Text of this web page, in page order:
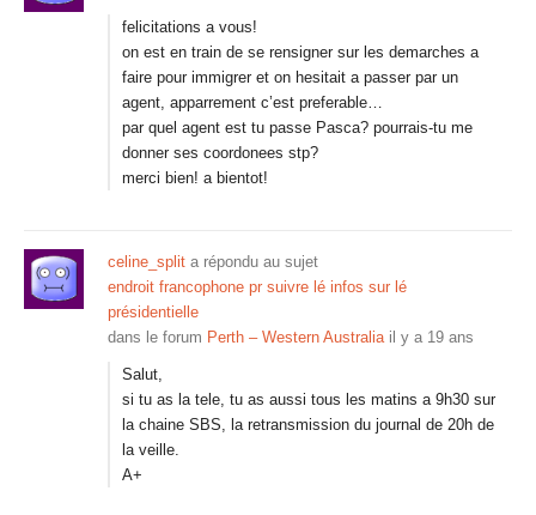
felicitations a vous!
on est en train de se rensigner sur les demarches a
faire pour immigrer et on hesitait a passer par un
agent, apparrement c’est preferable…
par quel agent est tu passe Pasca? pourrais-tu me
donner ses coordonees stp?
merci bien! a bientot!
celine_split a répondu au sujet
endroit francophone pr suivre lé infos sur lé
présidentielle
dans le forum Perth – Western Australia il y a 19 ans
Salut,
si tu as la tele, tu as aussi tous les matins a 9h30 sur
la chaine SBS, la retransmission du journal de 20h de
la veille.
A+